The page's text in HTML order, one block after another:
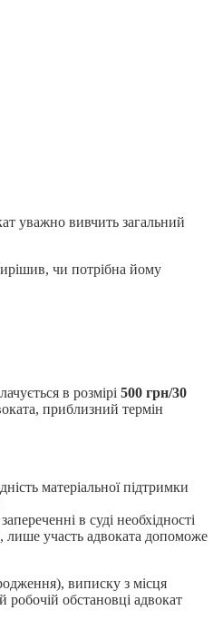
уважно вивчить загальний
чи потрібна йому
в розмірі 500 грн/30
приблизний термін
матеріальної підтримки
в суді необхідності
лише участь адвоката допоможе
виписку з місця
обстановці адвокат